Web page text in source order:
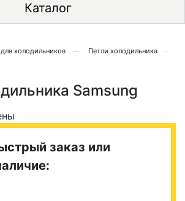
Каталог
холодильников
Петли холодильника
Samsung
заказ или